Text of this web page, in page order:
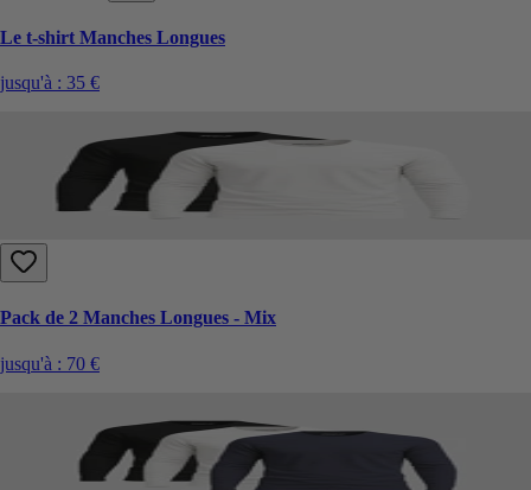
Le t-shirt Manches Longues
jusqu'à : 35 €
Pack de 2 Manches Longues - Mix
jusqu'à : 70 €